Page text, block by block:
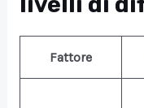
Fattore